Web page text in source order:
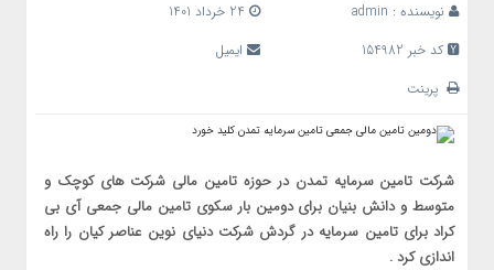
نویسنده : admin
کد خبر 154982
ایمیل
پرینت
شرکت تامین سرمایه تمدن در حوزه تامین مالی شرکت های کوچک و
متوسط و دانش بنیان برای دومین بار سکوی تامین مالی جمعی آی بی
کراد برای تامین سرمایه در گردش شرکت دنیای نوین عناصر کیان را راه
اندازی کرد .